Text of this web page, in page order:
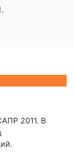
2011. В